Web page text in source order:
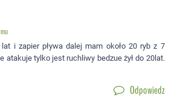
i zapier pływa dalej mam około 20 ryb z 7
atakuje tylko jest ruchliwy bedzue żył do 20lat.
Odpowiedz